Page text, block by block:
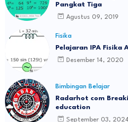
Pangkat Tiga
Agustus 09, 2019
Fisika
Pelajaran IPA Fisika
Desember 14, 2020
Bimbingan Belajar
Radarhot com
education
September 03, 2024